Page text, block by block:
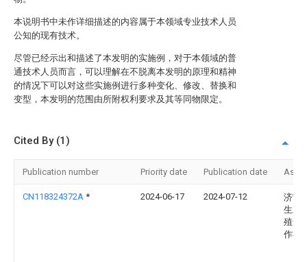
本说明书中未作详细描述的内容属于本领域专业技术人员
公知的现有技术。
尽管已经示出和描述了本发明的实施例，对于本领域的普
通技术人员而言，可以理解在不脱离本发明的原理和精神
的情况下可以对这些实施例进行多种变化、修改、替换和
变型，本发明的范围由所附权利要求及其等同物限定。
Cited By (1)
Publication number Priority date Publication date
CN118324372A * 2024-06-17 2024-07-12
济宁
生水
殖专
作社